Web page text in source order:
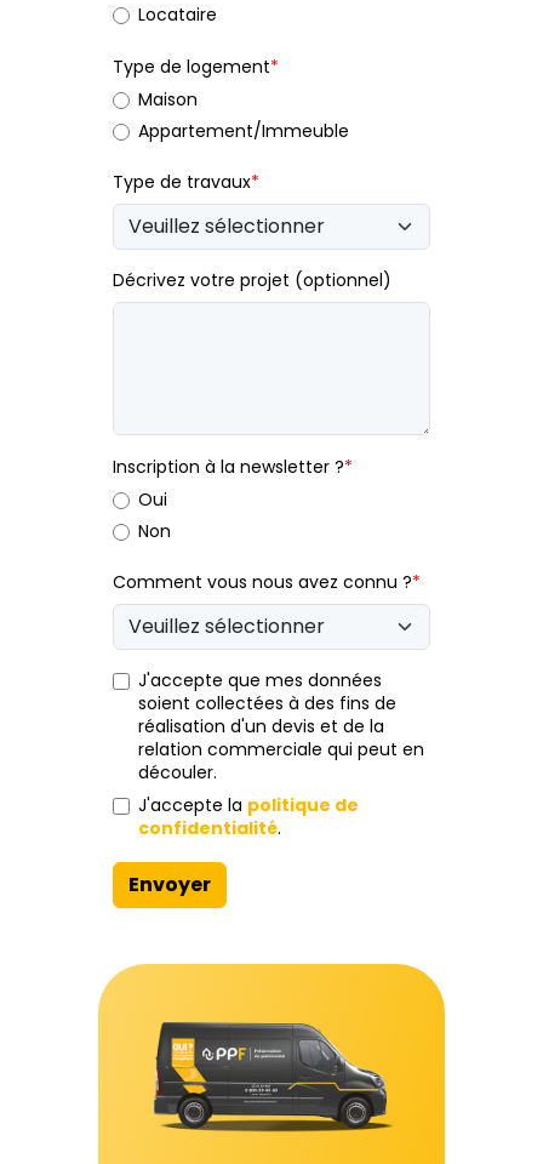
Locataire
Type de logement*
Maison
Appartement/Immeuble
Type de travaux*
Décrivez votre projet (optionnel)
Inscription à la newsletter ?*
Oui
Non
Comment vous nous avez connu ?*
J'accepte que mes données
soient collectées à des fins de
réalisation d'un devis et de la
relation commerciale qui peut en
découler.
J'accepte la politique de
confidentialité.
Envoyer